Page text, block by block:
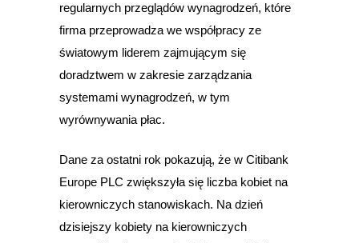
regularnych przeglądów wynagrodzeń, które
firma przeprowadza we współpracy ze
światowym liderem zajmującym się
doradztwem w zakresie zarządzania
systemami wynagrodzeń, w tym
wyrównywania płac.
Dane za ostatni rok pokazują, że w Citibank
Europe PLC zwiększyła się liczba kobiet na
kierowniczych stanowiskach. Na dzień
dzisiejszy kobiety na kierowniczych